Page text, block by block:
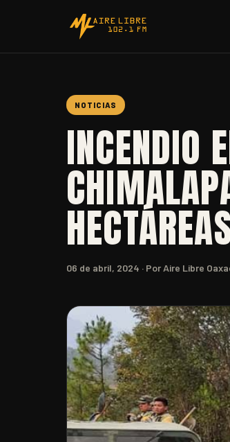
NOTICIAS
INCENDIO
06 de abril, 2024 · Por Aire Libre